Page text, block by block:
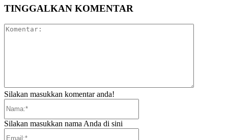
TINGGALKAN KOMENTAR
Silakan masukkan komentar anda!
Silakan masukkan nama Anda di sini